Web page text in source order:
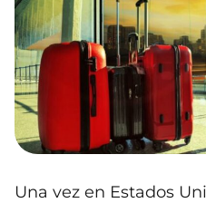
Una vez en Estados